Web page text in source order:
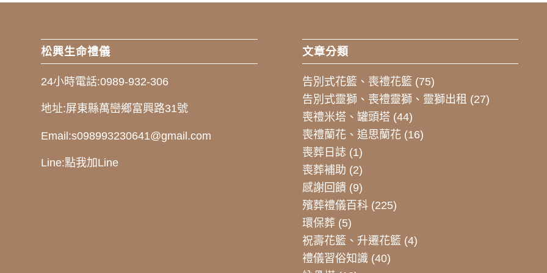
松興生命禮儀
24小時電話:0989-932-306
地址:屏東縣萬巒鄉富興路31號
Email:s098993230641@gmail.com
Line:點我加Line
文章分類
告別式花籃、喪禮花籃 (75)
告別式靈獅、喪禮靈獅、靈獅出租 (27)
喪禮米塔、罐頭塔 (44)
喪禮蘭花、追思蘭花 (16)
喪葬日誌 (1)
喪葬補助 (2)
感謝回饋(9)
殯葬禮儀百科(225)
環保葬(5)
祝壽花籃、升遷花籃 (4)
禮儀習俗知識 (40)